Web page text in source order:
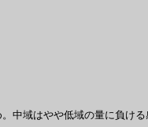
域はやや低域の量に負け